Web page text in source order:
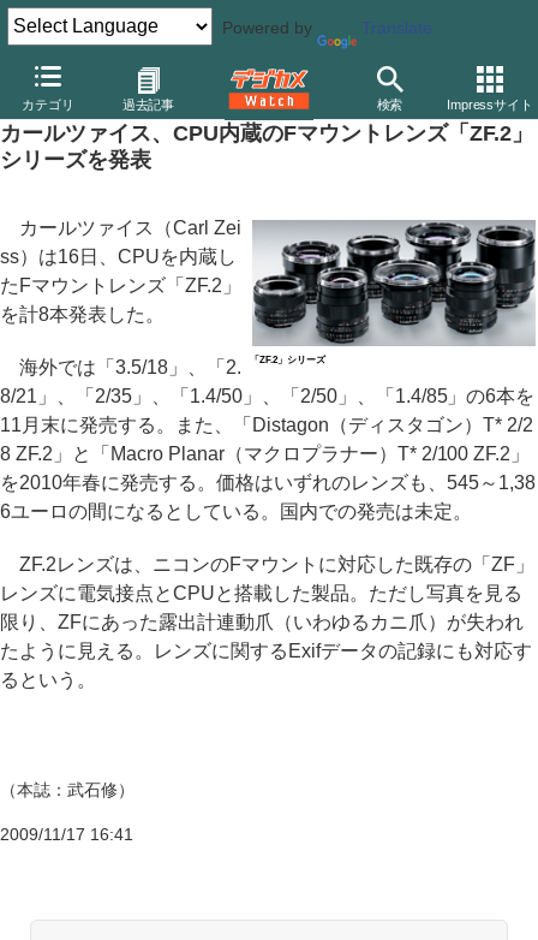
Powered by Translate
カテゴリ 過去記事 検索 Impressサイト
デジカメ Watch レンズ 交換レンズ その他
カールツァイス、CPU内蔵のFマウントレンズ「ZF.2」
シリーズを発表
「ZF.2」シリーズ
カールツァイス（Carl Zei
ss）は16日、CPUを内蔵し
たFマウントレンズ「ZF.2」
を計8本発表した。
海外では「3.5/18」、「2.
8/21」、「2/35」、「1.4/50」、「2/50」、「1.4/85」の6本を
11月末に発売する。また、「Distagon（ディスタゴン）T* 2/2
8 ZF.2」と「Macro Planar（マクロプラナー）T* 2/100 ZF.2」
を2010年春に発売する。価格はいずれのレンズも、545～1,38
6ユーロの間になるとしている。国内での発売は未定。
ZF.2レンズは、ニコンのFマウントに対応した既存の「ZF」
レンズに電気接点とCPUと搭載した製品。ただし写真を見る
限り、ZFにあった露出計連動爪（いわゆるカニ爪）が失われ
たように見える。レンズに関するExifデータの記録にも対応す
るという。
（本誌：武石修）
2009/11/17 16:41